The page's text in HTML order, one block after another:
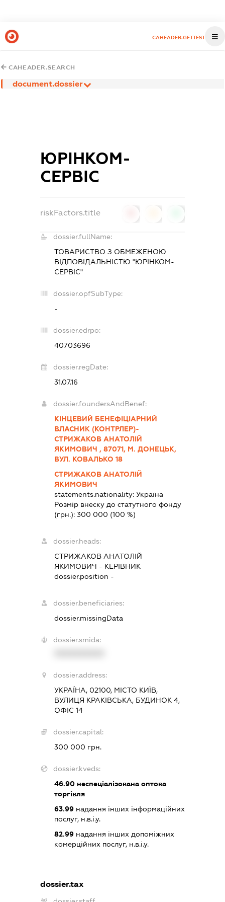
CAHEADER.GETTEST
CAHEADER.SEARCH
document.dossier
ЮРІНКОМ-
СЕРВІС
riskFactors.title
dossier.fullName:
ТОВАРИСТВО З ОБМЕЖЕНОЮ
ВІДПОВІДАЛЬНІСТЮ "ЮРІНКОМ-
СЕРВІС"
dossier.opfSubType:
-
dossier.edrpo:
40703696
dossier.regDate:
31.07.16
dossier.foundersAndBenef:
КІНЦЕВИЙ БЕНЕФІЦІАРНИЙ
ВЛАСНИК (КОНТРЛЕР)-
СТРИЖАКОВ АНАТОЛІЙ
ЯКИМОВИЧ , 87071, М. ДОНЕЦЬК,
ВУЛ. КОВАЛЬКО 18
СТРИЖАКОВ АНАТОЛІЙ
ЯКИМОВИЧ
statements.nationality: Україна
Розмір внеску до статутного фонду
(грн.): 300 000 (100 %)
dossier.heads:
СТРИЖАКОВ АНАТОЛІЙ
ЯКИМОВИЧ - КЕРІВНИК
dossier.position -
dossier.beneficiaries:
dossier.missingData
dossier.smida:
dossier.address:
УКРАЇНА, 02100, МІСТО КИЇВ,
ВУЛИЦЯ КРАКІВСЬКА, БУДИНОК 4,
ОФІС 14
dossier.capital:
300 000 грн.
dossier.kveds:
46.90неспеціалізована оптова
торгівля
63.99надання інших інформаційних
послуг, н.в.і.у.
82.99надання інших допоміжних
комерційних послуг, н.в.і.у.
dossier.tax